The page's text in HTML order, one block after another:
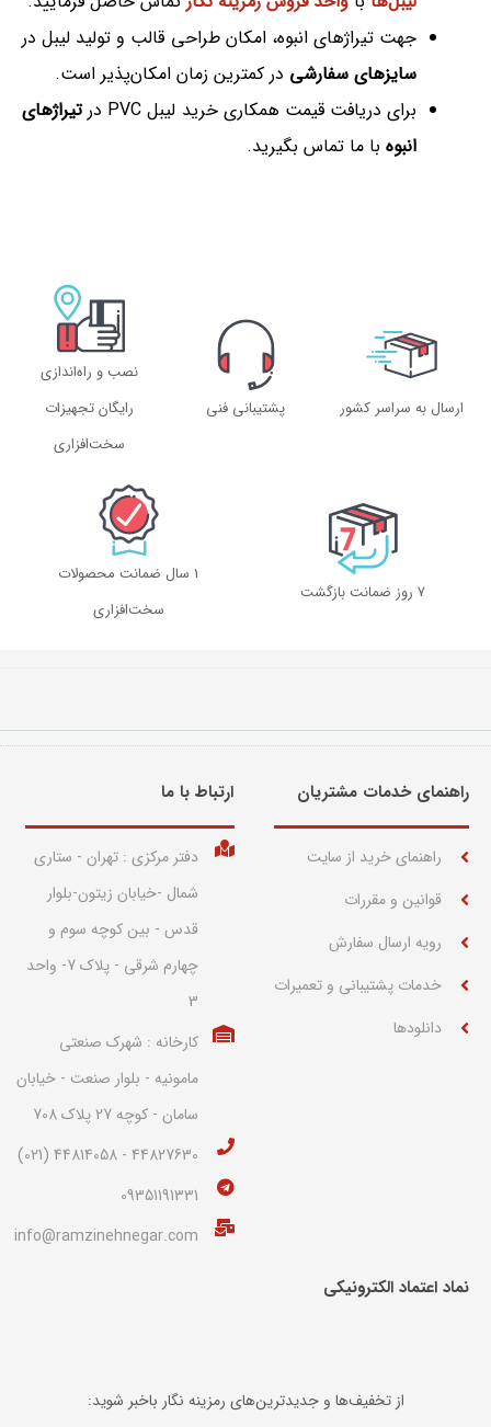
جهت تیراژهای انبوه، امکان طراحی قالب و تولید لیبل در
سایزهای سفارشی در کمترین زمان امکان‌پذیر است.
برای دریافت قیمت همکاری خرید لیبل PVC در
تیراژهای
انبوه با ما تماس بگیرید.
ارسال به سراسر کشور پشتیبانی فنی
نصب و راه‌اندازی
رایگان تجهیزات
سخت‌افزاری
۷ روز ضمانت بازگشت
1 سال ضمانت محصولات
سخت‌افزاری
راهنمای خدمات مشتریان
راهنمای خرید از سایت
قوانین و مقررات
رویه ارسال سفارش
خدمات پشتیبانی و تعمیرات
دانلودها
ارتباط با ما​
دفتر مرکزی : تهران - ستاری
شمال -خیابان زیتون-بلوار
قدس - بین کوچه سوم و
چهارم شرقی - پلاک 7- واحد
3
کارخانه : شهرک صنعتی
مامونیه - بلوار صنعت - خیابان
سامان - کوچه 27 پلاک 708
44827630 - 44814058 (021)
09351191331
info@ramzinehnegar.com
نماد اعتماد الکترونیکی​
از تخفیف‌ها و جدیدترین‌های رمزینه نگار باخبر شوید: